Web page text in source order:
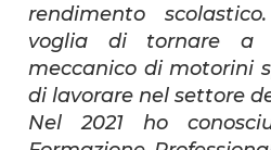
rendimento
voglia di tornare a
meccanico di motorini
di lavorare nel settore
Nel 2021 ho